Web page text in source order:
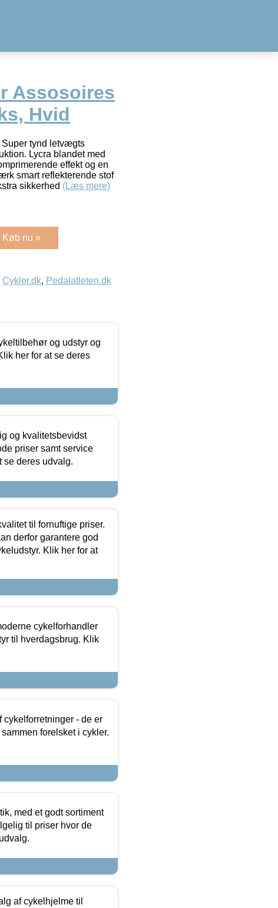
Assosoires
Hvid
Super tynd letvægts
Lycra blandet med
effekt og en
smart reflekterende stof
sikkerhed (Læs mere)
Køb nu »
Cykler.dk, Pedalatleten.dk
og udstyr og
her for at se deres
og kvalitetsbevidst
priser samt service
se deres udvalg.
til fornuftige priser.
derfor garantere god
Klik her for at
cykelforhandler
til hverdagsbrug. Klik
- de er
forelsket i cykler.
med et godt sortiment
til priser hvor de
af cykelhjelme til